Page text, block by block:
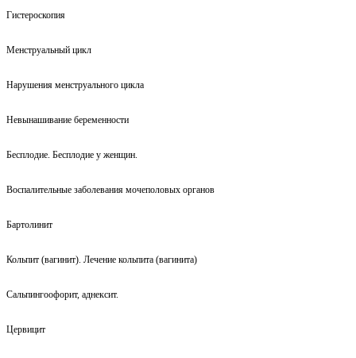
Гистероскопия
Менструальный цикл
Нарушения менструального цикла
Невынашивание беременности
Бесплодие. Бесплодие у женщин.
Воспалительные заболевания мочеполовых органов
Бартолинит
Кольпит (вагинит). Лечение кольпита (вагинита)
Сальпингоофорит, аднексит.
Цервицит